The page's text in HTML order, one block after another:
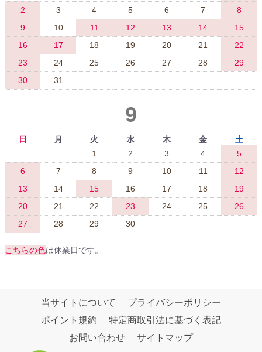
2
3 4 5 6 7
8
9
10 11 12 13 14
15
16
17 18 19 20 21
22
23
24 25 26 27 28
29
30
31
9
日 月 火 水 木 金
土
1
2 3 4
5
6
7 8 9 10 11
12
13
14 15 16 17 18
19
20
21 22 23 24 25
26
27
28 29 30
こちらの色は休業日です。
当サイトについて
プライバシーポリシー
ポイント規約
特定商取引法に基づく表記
お問い合わせ
サイトマップ